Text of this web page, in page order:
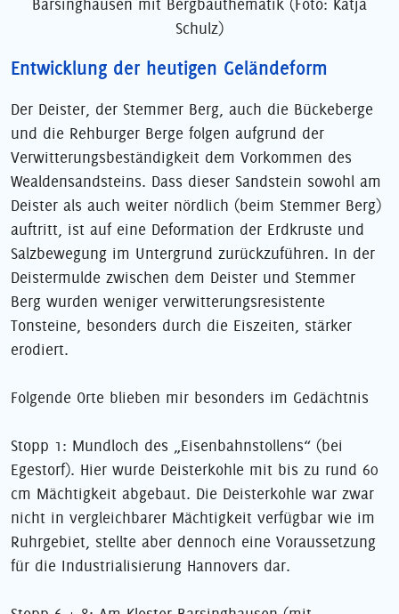
Barsinghausen mit Bergbauthematik (Foto: Katja
Schulz)
Entwicklung der heutigen Geländeform
Der Deister, der Stemmer Berg, auch die Bückeberge
und die Rehburger Berge folgen aufgrund der
Verwitterungsbeständigkeit dem Vorkommen des
Wealdensandsteins. Dass dieser Sandstein sowohl am
Deister als auch weiter nördlich (beim Stemmer Berg)
auftritt, ist auf eine Deformation der Erdkruste und
Salzbewegung im Untergrund zurückzuführen. In der
Deistermulde zwischen dem Deister und Stemmer
Berg wurden weniger verwitterungsresistente
Tonsteine, besonders durch die Eiszeiten, stärker
erodiert.
Folgende Orte blieben mir besonders im Gedächtnis
Stopp 1: Mundloch des „Eisenbahnstollens“ (bei
Egestorf). Hier wurde Deisterkohle mit bis zu rund 60
cm Mächtigkeit abgebaut. Die Deisterkohle war zwar
nicht in vergleichbarer Mächtigkeit verfügbar wie im
Ruhrgebiet, stellte aber dennoch eine Voraussetzung
für die Industrialisierung Hannovers dar.